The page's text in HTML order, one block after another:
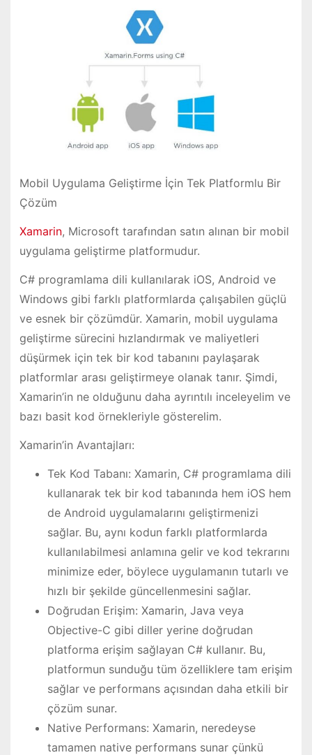
Mobil Uygulama Geliştirme İçin Tek Platformlu Bir
Çözüm
Xamarin, Microsoft tarafından satın alınan bir mobil
uygulama geliştirme platformudur.
C# programlama dili kullanılarak iOS, Android ve
Windows gibi farklı platformlarda çalışabilen güçlü
ve esnek bir çözümdür. Xamarin, mobil uygulama
geliştirme sürecini hızlandırmak ve maliyetleri
düşürmek için tek bir kod tabanını paylaşarak
platformlar arası geliştirmeye olanak tanır. Şimdi,
Xamarin’in ne olduğunu daha ayrıntılı inceleyelim ve
bazı basit kod örnekleriyle gösterelim.
Xamarin’in Avantajları:
Tek Kod Tabanı: Xamarin, C# programlama dili
kullanarak tek bir kod tabanında hem iOS hem
de Android uygulamalarını geliştirmenizi
sağlar. Bu, aynı kodun farklı platformlarda
kullanılabilmesi anlamına gelir ve kod tekrarını
minimize eder, böylece uygulamanın tutarlı ve
hızlı bir şekilde güncellenmesini sağlar.
Doğrudan Erişim: Xamarin, Java veya
Objective-C gibi diller yerine doğrudan
platforma erişim sağlayan C# kullanır. Bu,
platformun sunduğu tüm özelliklere tam erişim
sağlar ve performans açısından daha etkili bir
çözüm sunar.
Native Performans: Xamarin, neredeyse
tamamen native performans sunar çünkü